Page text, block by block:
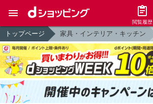
閲覧履歴
トップページ 家具・インテリア・キッチン